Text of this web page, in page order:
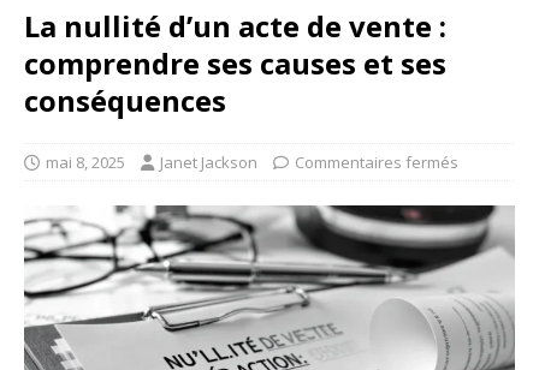
La nullité d’un acte de vente :
comprendre ses causes et ses
conséquences
mai 8, 2025 Janet Jackson Commentaires fermés